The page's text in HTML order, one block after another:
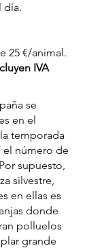
día.
25 €/animal.
IVA
se
en el
temporada
el número de
supuesto,
silvestre,
en ellas es
donde
polluelos
grande